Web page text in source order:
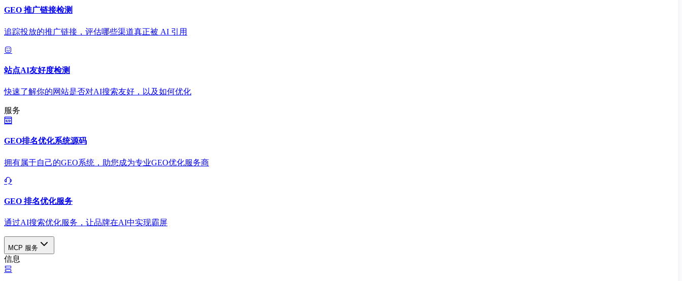
GEO 推广链接检测
追踪投放的推广链接，评估哪些渠道真正被 AI 引用
站点AI友好度检测
快速了解你的网站是否对AI搜索友好，以及如何优化
服务
GEO排名优化系统源码
拥有属于自己的GEO系统，助您成为专业GEO优化服务商
GEO 排名优化服务
通过AI搜索优化服务，让品牌在AI中实现霸屏
MCP 服务
信息